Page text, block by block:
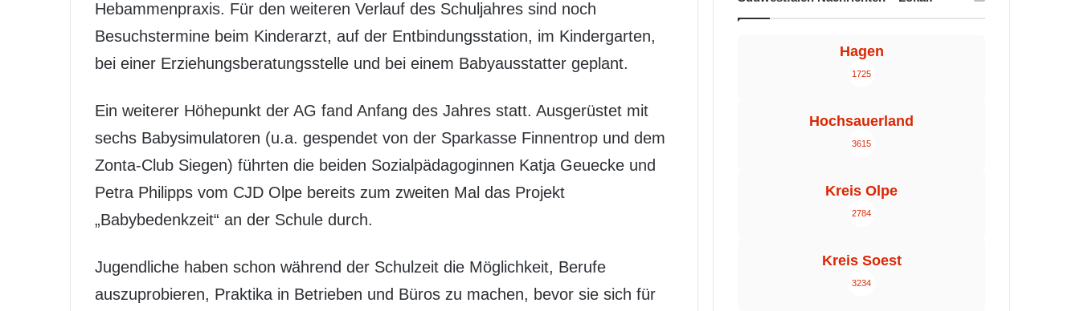
Hebammenpraxis. Für den weiteren Verlauf des Schuljahres sind noch
Besuchstermine beim Kinderarzt, auf der Entbindungsstation, im Kindergarten,
bei einer Erziehungsberatungsstelle und bei einem Babyausstatter geplant.
Ein weiterer Höhepunkt der AG fand Anfang des Jahres statt. Ausgerüstet mit
sechs Babysimulatoren (u.a. gespendet von der Sparkasse Finnentrop und dem
Zonta-Club Siegen) führten die beiden Sozialpädagoginnen Katja Geuecke und
Petra Philipps vom CJD Olpe bereits zum zweiten Mal das Projekt
„Babybedenkzeit“ an der Schule durch.
Jugendliche haben schon während der Schulzeit die Möglichkeit, Berufe
auszuprobieren, Praktika in Betrieben und Büros zu machen, bevor sie sich für
Hagen
1725
Hochsauerland
3615
Kreis Olpe
2784
Kreis Soest
3234